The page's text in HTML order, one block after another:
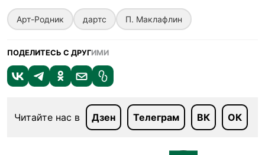
Арт-Родник дартс П. Маклафлин
ПОДЕЛИТЕСЬ С ДРУГИМИ
Читайте нас в Дзен Телеграм ВК ОК